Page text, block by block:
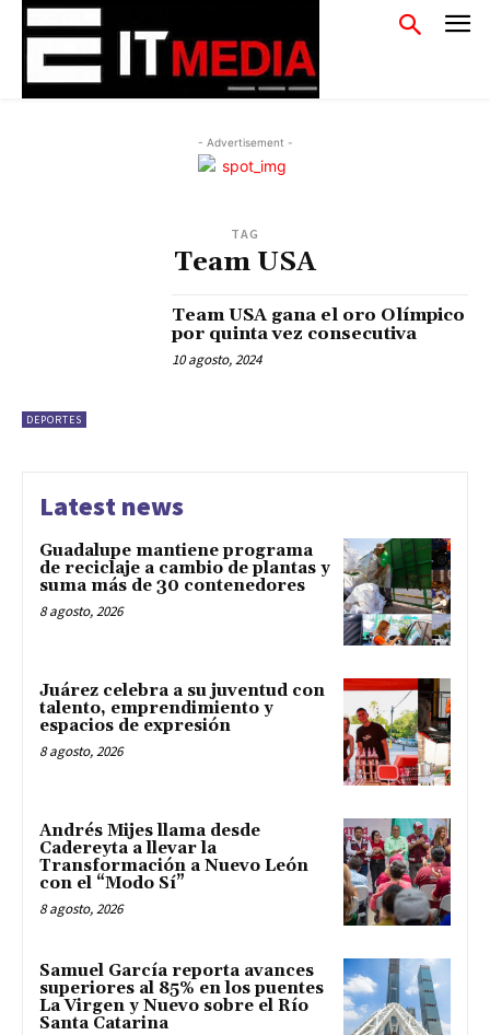
- Advertisement -
TAG
Team USA
DEPORTES
Team USA gana el oro Olímpico
por quinta vez consecutiva
10 agosto, 2024
Latest news
Guadalupe mantiene programa
de reciclaje a cambio de plantas y
suma más de 30 contenedores
8 agosto, 2026
Juárez celebra a su juventud con
talento, emprendimiento y
espacios de expresión
8 agosto, 2026
Andrés Mijes llama desde
Cadereyta a llevar la
Transformación a Nuevo León
con el “Modo Sí”
8 agosto, 2026
Samuel García reporta avances
superiores al 85% en los puentes
La Virgen y Nuevo sobre el Río
Santa Catarina